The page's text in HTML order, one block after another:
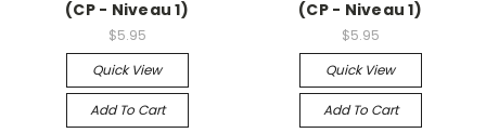
(CP - Niveau 1)
$5.95
Quick View
Add To Cart
(CP - Niveau 1)
$5.95
Quick View
Add To Cart